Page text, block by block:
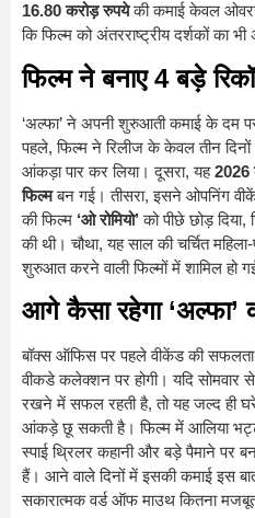
16.80 करोड़ रुपयेकी कमाई केवल
कि फिल्म को अंतरराष्ट्रीय दर्शकों का
फिल्म ने बनाए 4 बड़े
‘अल्फा’ ने अपनी शुरुआती कमाई के दम
पहले, फिल्म ने रिलीज के केवल तीन दिनों
आंकड़ा पार कर लिया। दूसरा, यह2026
फिल्मबन गई। तीसरा, इसने ओपनिंग
की फिल्म ‘ओ रोमियो’को पीछे छोड़
की थी। चौथा, यह साल की चर्चित
शुरुआत करने वाली फिल्मों में शामिल हो
आगे कैसा रहेगा ‘अल्फा’
बॉक्स ऑफिस पर पहले वीकेंड की
वीकडे कलेक्शन पर होगी। यदि सोमवार
रखने में सफल रहती है, तो यह जल्द ही
आंकड़े छू सकती है। फिल्म में आलिया
स्पाई थ्रिलर कहानी और बड़े पैमाने पर
हैं। आने वाले दिनों में इसकी कमाई इस
सकारात्मक वर्ड ऑफ माउथ कितना